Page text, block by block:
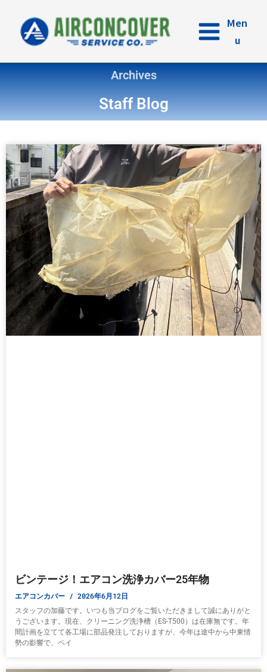
キ
Men
u
Archives
Staff Blog
ビンテージ！エアコン洗浄カバー25年物
エアコンカバー 2026年6月12日
スタッフの加藤です。いつも当ブログをご覧いただきまして誠にありがと
うございます。現在、クリーニング洗浄槽（ES-T500）は在庫無です。年
間計画を立てて各工場に部品発注しておりますが、今年は途中から中東情
勢の影響で、ペイ
ペ
ー
ジ
ペ
ー
ジ
ペ
ペ
ー
ジ
ペ
ジ
ペ
ー
ジ